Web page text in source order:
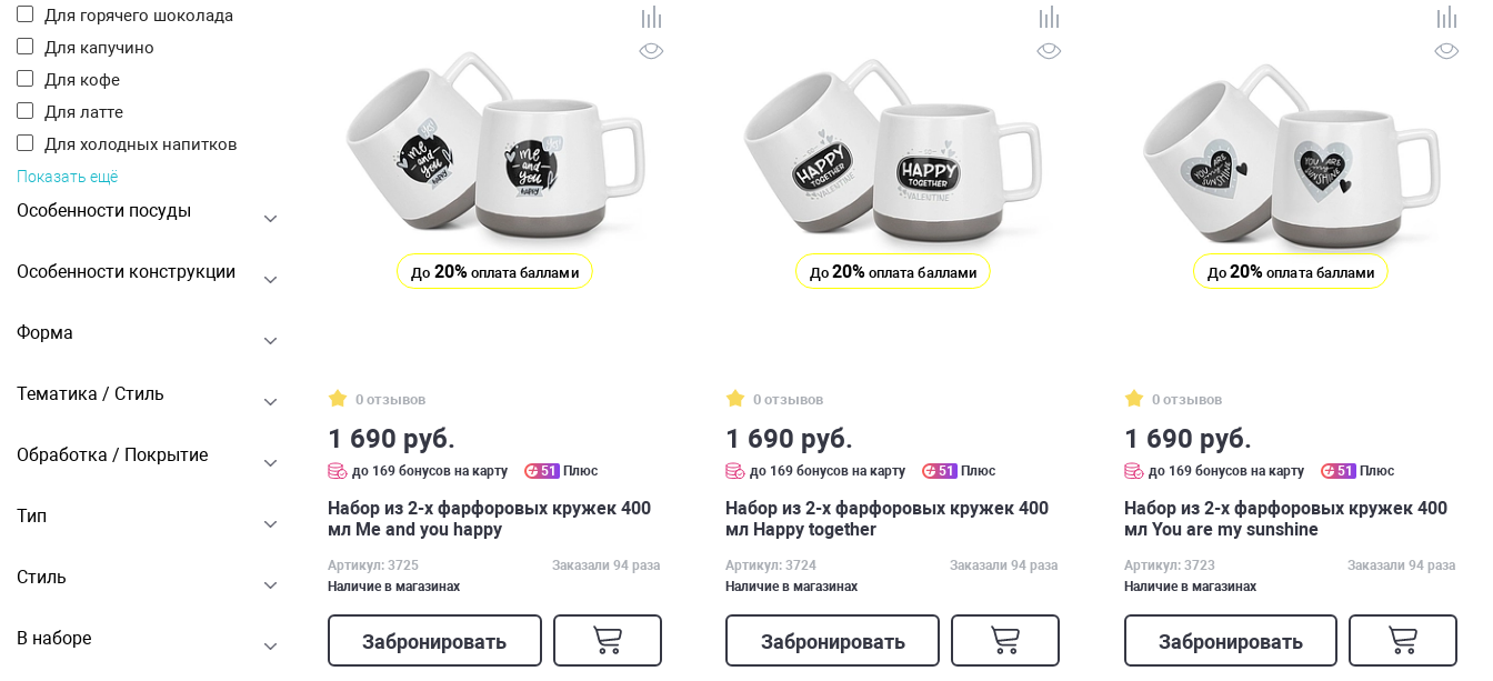
Для горячего шоколада
Для капучино
Для кофе
Для латте
Для холодных напитков
Показать ещё
Особенности посуды
Особенности конструкции
Форма
Тематика / Стиль
Обработка / Покрытие
Тип
Стиль
В наборе
До 20% оплата баллами
0 отзывов
1 690 руб.
до 169 бонусов на карту 51 Плюс
Набор из 2-х фарфоровых кружек 400
мл Me and you happy
Артикул: 3725
Заказали 94 раза
Наличие в магазинах
Забронировать
До 20% оплата баллами
0 отзывов
1 690 руб.
до 169 бонусов на карту 51 Плюс
Набор из 2-х фарфоровых кружек 400
мл Happy together
Артикул: 3724
Заказали 94 раза
Наличие в магазинах
Забронировать
До20% оплата баллами
0 отзывов
1 690 руб.
до 169 бонусов на карту 51 Плюс
Набор из 2-х фарфоровых кружек 400
мл You are my sunshine
Артикул: 3723
Заказали 94 раза
Наличие в магазинах
Забронировать